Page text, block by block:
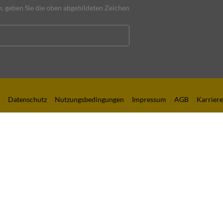
geben Sie die oben abgebildeten Zeichen
Datenschutz Nutzungsbedingungen Impressum AGB Karriere